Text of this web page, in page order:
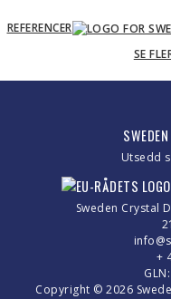
REFERENCER
SE
Utsedd
Sweden Crystal
+
Copyright © 2026